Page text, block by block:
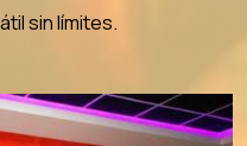
sin límites.